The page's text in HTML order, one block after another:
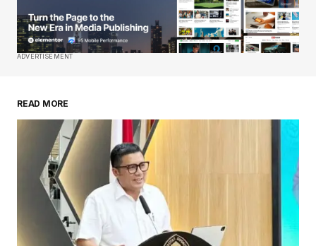
ADVERTISEMENT
READ MORE